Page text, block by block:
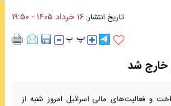
تاریخ انتشار:۱۶ خرداد ۱۴۰۵ - ۱۹:۵۰
خارج شد
و فعالیت‌های مالی اسرائیل امروز شنبه از